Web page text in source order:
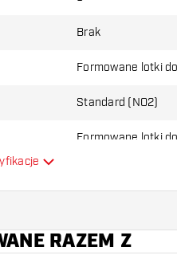
Ci odpowiada!
Brak
Formowane lotki
Standard (NO2)
Formowane lotki
RAZEM Z